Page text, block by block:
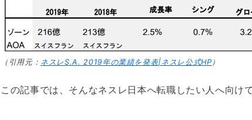
（引用元： ネスレS.A. 2019年の業績を発表|ネスレ公式HP ）
この記事では、そんなネスレ日本へ転職したい人へ向け